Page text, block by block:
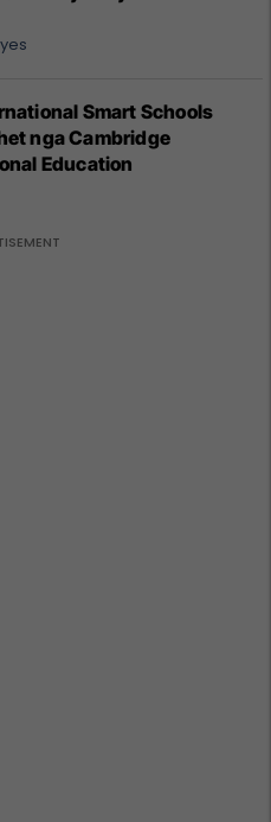
Smart Schools
nga Cambridge
Education